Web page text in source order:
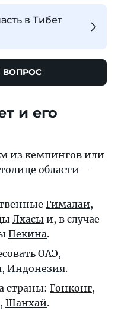
в Тибет
ВОПРОС
и его
из кемпингов или
области —
Гималаи,
Лхасы и, в случае
Пекина.
ОАЭ,
, Индонезия.
страны: Гонконг,
, Шанхай.